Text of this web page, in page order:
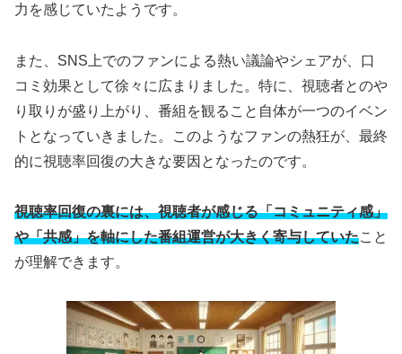
力を感じていたようです。
また、SNS上でのファンによる熱い議論やシェアが、口
コミ効果として徐々に広まりました。特に、視聴者とのや
り取りが盛り上がり、番組を観ること自体が一つのイベン
トとなっていきました。このようなファンの熱狂が、最終
的に視聴率回復の大きな要因となったのです。
視聴率回復の裏には、視聴者が感じる「コミュニティ感」
や「共感」を軸にした番組運営が大きく寄与していたこと
が理解できます。